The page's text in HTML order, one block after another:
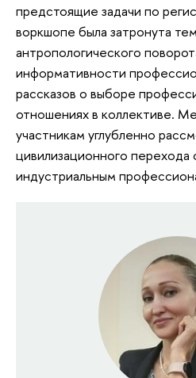
предстоящие задачи по
воркшопе была затронута
антропологического
информативности
рассказов о выборе
отношениях в коллективе.
участникам углубленно
цивилизационного перехода
индустриальным